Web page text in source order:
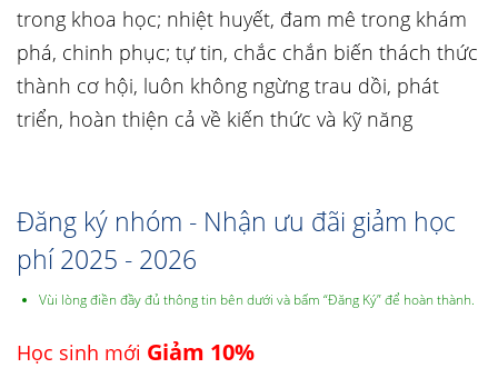
trong khoa học; nhiệt huyết, đam mê trong khám
phá, chinh phục; tự tin, chắc chắn biến thách thức
thành cơ hội, luôn không ngừng trau dồi, phát
triển, hoàn thiện cả về kiến thức và kỹ năng
Đăng ký nhóm - Nhận ưu đãi giảm học
phí 2025 - 2026
Vùi lòng điền đầy đủ thông tin bên dưới và bấm “Đăng Ký” để hoàn thành.
Học sinh mới Giảm 10%